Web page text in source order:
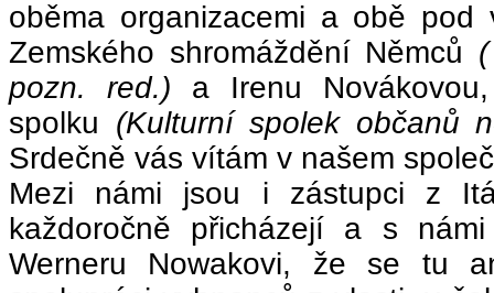
oběma organizacemi a obě
Zemského shromáždění Němců
pozn. red.) a Irenu
spolku (Kulturní spolek občanů
Srdečně vás vítám v našem
Mezi námi jsou i zástupci z
každoročně přicházejí a s
Werneru Nowakovi, že se tu